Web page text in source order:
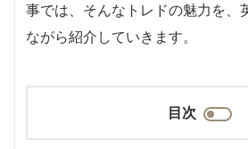
事では、そんなトレドの魅力を、
ながら紹介していきます。
目次